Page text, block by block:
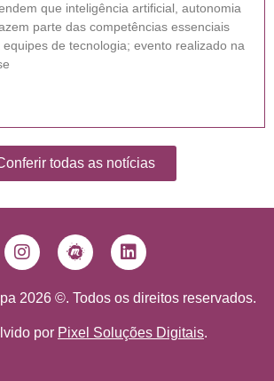
que inteligência artificial, autonomia
parte das competências essenciais
de tecnologia; evento realizado na
todas as notícias
2026 ©. Todos os direitos reservados.
por Pixel Soluções Digitais.